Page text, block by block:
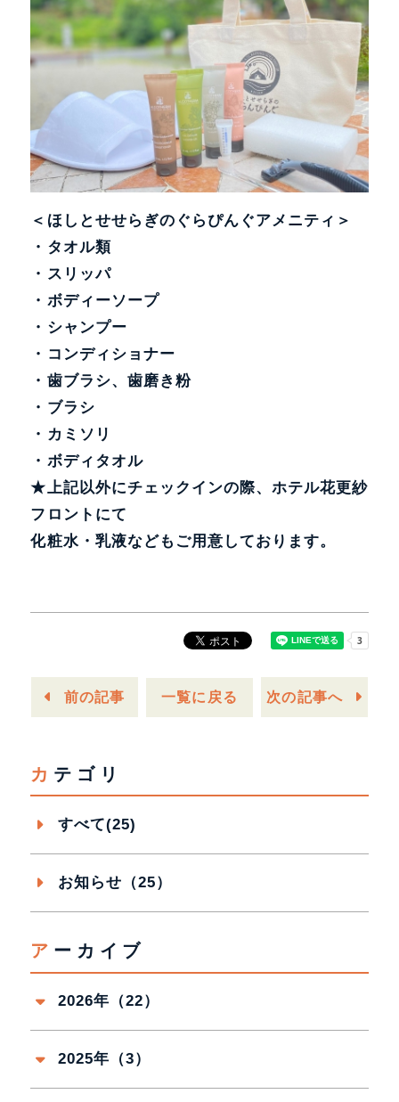
＜ほしとせせらぎのぐらぴんぐアメニティ＞
・タオル類
・スリッパ
・ボディーソープ
・シャンプー
・コンディショナー
・歯ブラシ、歯磨き粉
・ブラシ
・カミソリ
・ボディタオル
★上記以外にチェックインの際、ホテル花更紗
フロントにて
化粧水・乳液などもご用意しております。
前の記事 一覧に戻る 次の記事へ
カテゴリ
すべて(25)
お知らせ（25）
アーカイブ
2026年（22）
2025年（3）